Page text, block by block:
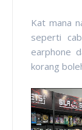
Kat mana
seperti
earphone
korang